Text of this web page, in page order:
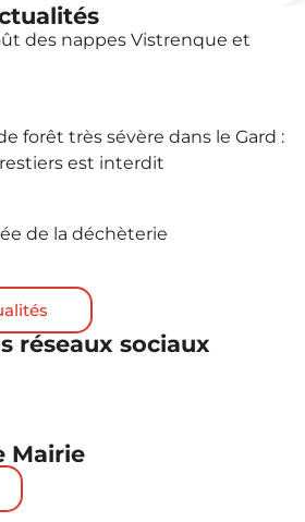
des nappes Vistrenque et
forêt très sévère dans le Gard :
est interdit
de la déchèterie
réseaux sociaux
Mairie